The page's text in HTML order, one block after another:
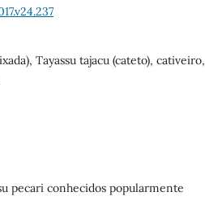
Tayassu tajacu (cateto), cativeiro,
pecari conhecidos popularmente